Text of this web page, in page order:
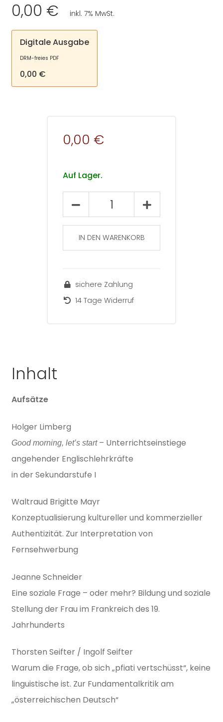
0,00 € inkl. 7% MwSt.
Digitale Ausgabe
DRM-freies PDF
0,00 €
0,00 €
Auf Lager.
Beiträge
Fremdsprachenvermittlung
56/2015
Menge
IN DEN WARENKORB
sichere Zahlung
14 Tage Widerruf
Inhalt
Aufsätze
Holger Limberg
Good morning, let’s start– Unterrichtseinstiege
angehender Englischlehrkräfte
in der Sekundarstufe I
Waltraud Brigitte Mayr
Konzeptualisierung kultureller und kommerzieller
Authentizität. Zur Interpretation von
Fernsehwerbung
Jeanne Schneider
Eine soziale Frage – oder mehr? Bildung und soziale
Stellung der Frau im Frankreich des 19.
Jahrhunderts
Thorsten Seifter / Ingolf Seifter
Warum die Frage, ob sich „pfiati vertschüsst“, keine
linguistische ist. Zur Fundamentalkritik am
„österreichischen Deutsch“